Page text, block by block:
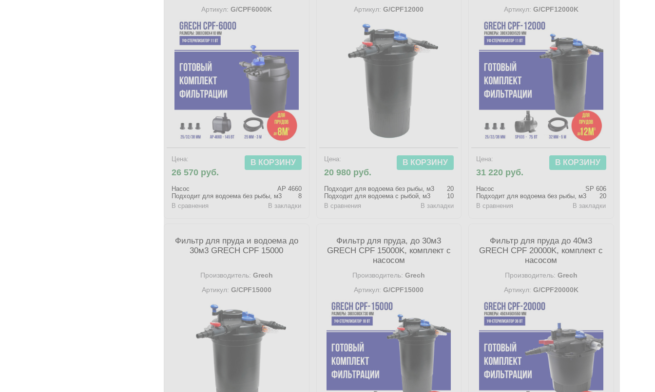
Артикул: G/CPF6000K
Цена:
26 570 руб.
В КОРЗИНУ
Насос
AP 4660
Подходит для водоема без рыбы, м3
8
В сравнения
В закладки
Артикул: G/CPF12000
Цена:
20 980 руб.
В КОРЗИНУ
Подходит для водоема без рыбы, м3
20
Подходит для водоема с рыбой, м3
10
В сравнения
В закладки
Артикул: G/CPF12000K
Цена:
31 220 руб.
В КОРЗИНУ
Насос
SP 606
Подходит для водоема без рыбы, м3
20
В сравнения
В закладки
Фильтр для пруда и водоема до
30м3 GRECH CPF 15000
Производитель: Grech
Артикул: G/CPF15000
Фильтр для пруда, до 30м3
GRECH CPF 15000K, комплект с
насосом
Производитель: Grech
Артикул: G/CPF15000
Фильтр для пруда до 40м3
GRECH CPF 20000K, комплект с
насосом
Производитель: Grech
Артикул: G/CPF20000K